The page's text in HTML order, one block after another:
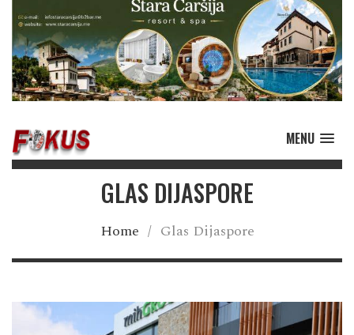
MENU
GLAS DIJASPORE
Home / Glas Dijaspore